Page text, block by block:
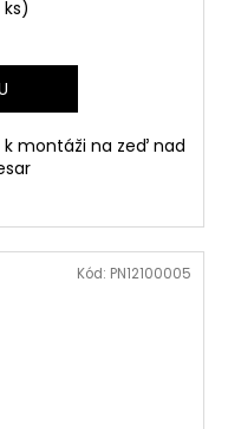
ks)
k montáži na zeď nad
Kód: PN12100005